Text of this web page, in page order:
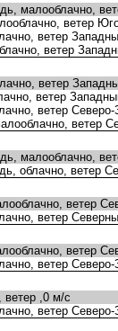
малооблачно,
ветер
ветер
ветер
ветер
ветер
ветер
ветер
малооблачно,
облачно, ветер
ветер
ветер
ветер
ветер
,0 м/с
ветер